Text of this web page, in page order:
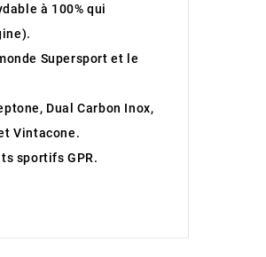
à 100% qui
Supersport et le
Dual Carbon Inox,
Vintacone.
sportifs GPR.